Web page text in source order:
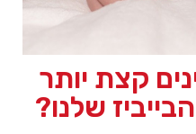
קצת יותר
שלנו?